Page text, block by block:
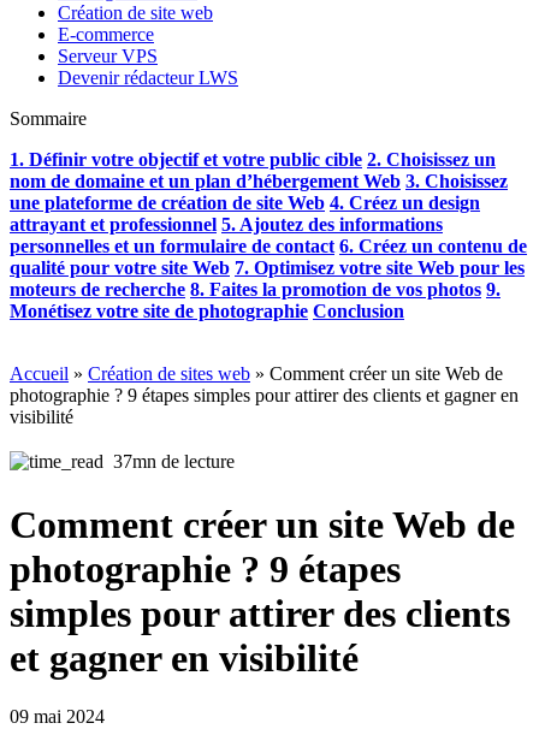
Création de site web
E-commerce
Serveur VPS
Devenir rédacteur LWS
Sommaire
1. Définir votre objectif et votre public cible 2. Choisissez un
nom de domaine et un plan d’hébergement Web 3. Choisissez
une plateforme de création de site Web 4. Créez un design
attrayant et professionnel 5. Ajoutez des informations
personnelles et un formulaire de contact 6. Créez un contenu de
qualité pour votre site Web 7. Optimisez votre site Web pour les
moteurs de recherche 8. Faites la promotion de vos photos 9.
Monétisez votre site de photographie Conclusion
Accueil » Création de sites web » Comment créer un site Web de
photographie ? 9 étapes simples pour attirer des clients et gagner en
visibilité
37mn de lecture
Comment créer un site Web de
photographie ? 9 étapes
simples pour attirer des clients
et gagner en visibilité
09 mai 2024